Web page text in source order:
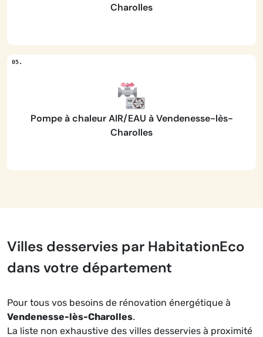
Charolles
Pompe à chaleur AIR/EAU à Vendenesse-lès-
Charolles
Villes desservies par HabitationEco
dans votre département
Pour tous vos besoins de rénovation énergétique à
Vendenesse-lès-Charolles.
La liste non exhaustive des villes desservies à proximité